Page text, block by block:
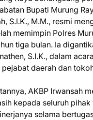
Bupati Murung
S.I.K., M.M., resmi
memimpin Polres
tiga bulan. Ia
S.I.K., dalam
daerah dan
AKBP Irwansah
kepada seluruh
selama